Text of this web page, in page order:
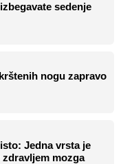
sedenje
nogu zapravo
Jedna vrsta je
mozga